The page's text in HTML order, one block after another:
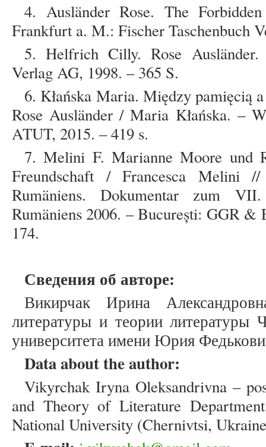
4. Ausländer Rose. The
Frankfurt a. M.: Fischer Taschenbuch
5. Helfrich Cilly. Rose
Verlag AG, 1998. – 365 S.
6. Kłańska Maria. Między pamięcią
Rose Ausländer / Maria Kłańska. –
ATUT, 2015. – 419 s.
7. Melini F. Marianne Moore und
Freundschaft / Francesca Melini
Rumäniens. Dokumentar zum
Rumäniens 2006. – București: GGR &
174.
Сведения об авторе:
Викирчак Ирина
литературы и теории литературы
университета имени Юрия
Data about the author:
Vikyrchak Iryna Oleksandrivna –
and Theory of Literature
National University (Chernivtsi,